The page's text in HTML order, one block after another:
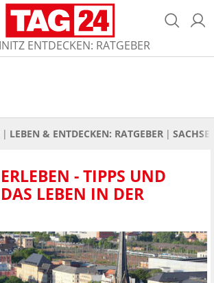
ENTDECKEN: RATGEBER
LEBEN & ENTDECKEN: RATGEBER
- TIPPS UND
LEBEN IN DER